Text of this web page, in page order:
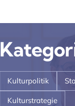
Kulturpolitik
Kulturstrategie